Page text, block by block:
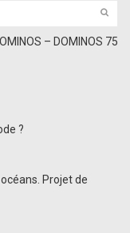
– DOMINOS 75
?
Projet de